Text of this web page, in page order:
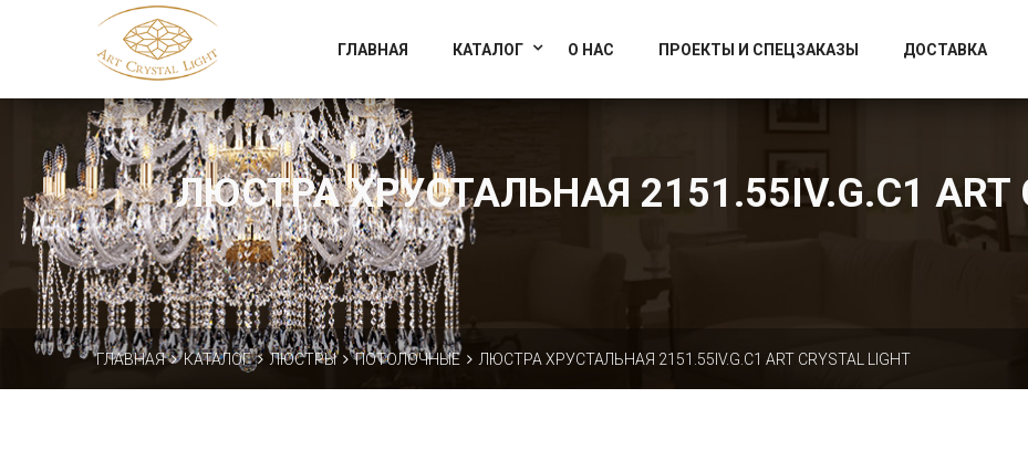
Официальный магазин фабрики Art Crystal Light
ГЛАВНАЯ КАТАЛОГ О НАС ПРОЕКТЫ И СПЕЦЗАКАЗЫ ДОСТАВКА
ЛЮСТРА ХРУСТАЛЬНАЯ 2151.55IV.G.C1 ART
ГЛАВНАЯ КАТАЛОГ ЛЮСТРЫ ПОТОЛОЧНЫЕ ЛЮСТРА ХРУСТАЛЬНАЯ 2151.55IV.G.C1 ART CRYSTAL LIGHT